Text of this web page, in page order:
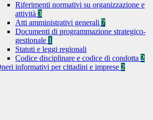
Riferimenti normativi su organizzazione e
attività 3
Atti amministrativi generali 7
Documenti di programmazione strategico-
gestionale 1
Statuti e leggi regionali
Codice disciplinare e codice di condotta 2
informativi per cittadini e imprese 2